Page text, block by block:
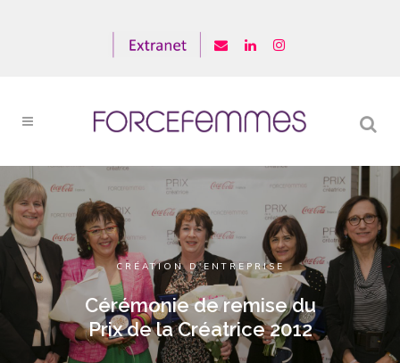
CRÉATION D'ENTREPRISE
Cérémonie de remise du
Prix de la Créatrice 2012